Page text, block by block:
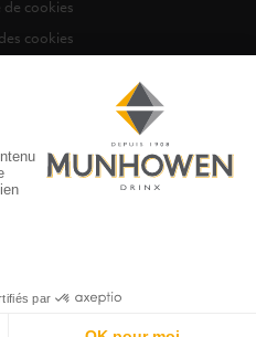
de cookies
cookies
/ Tous droits réservés
by